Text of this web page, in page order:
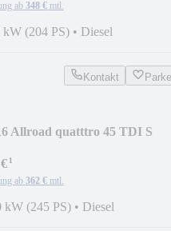
ab 348 € mtl.
kW (204 PS) • Diesel
Kontakt
Allroad quatttro 45 TDI S
¹
ab 362 € mtl.
kW (245 PS) • Diesel